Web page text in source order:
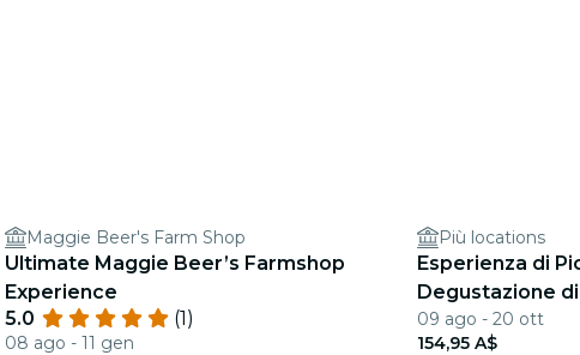
Maggie Beer's Farm Shop
Ultimate Maggie Beer’s Farmshop
Experience
5.0
(1)
08 ago - 11 gen
Più locations
Esperienza di
Degustazione
Valley
09 ago - 20 ott
154,95 A$